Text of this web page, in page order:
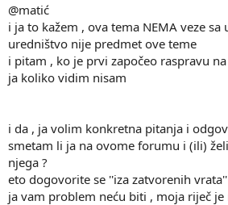
@matić
i ja to kažem , ova tema NEMA veze
uredništvo nije predmet ove teme
i pitam , ko je prvi započeo raspravu
ja koliko vidim nisam
i da , ja volim konkretna pitanja i
smetam li ja na ovome forumu i (ili)
njega ?
eto dogovorite se ''iza zatvorenih
ja vam problem neću biti , moja riječ je